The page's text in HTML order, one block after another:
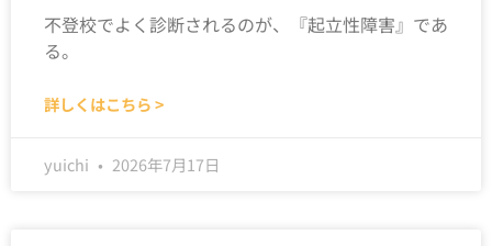
不登校でよく診断されるのが、『起立性障害』であ
る。
詳しくはこちら >
yuichi 2026年7月17日